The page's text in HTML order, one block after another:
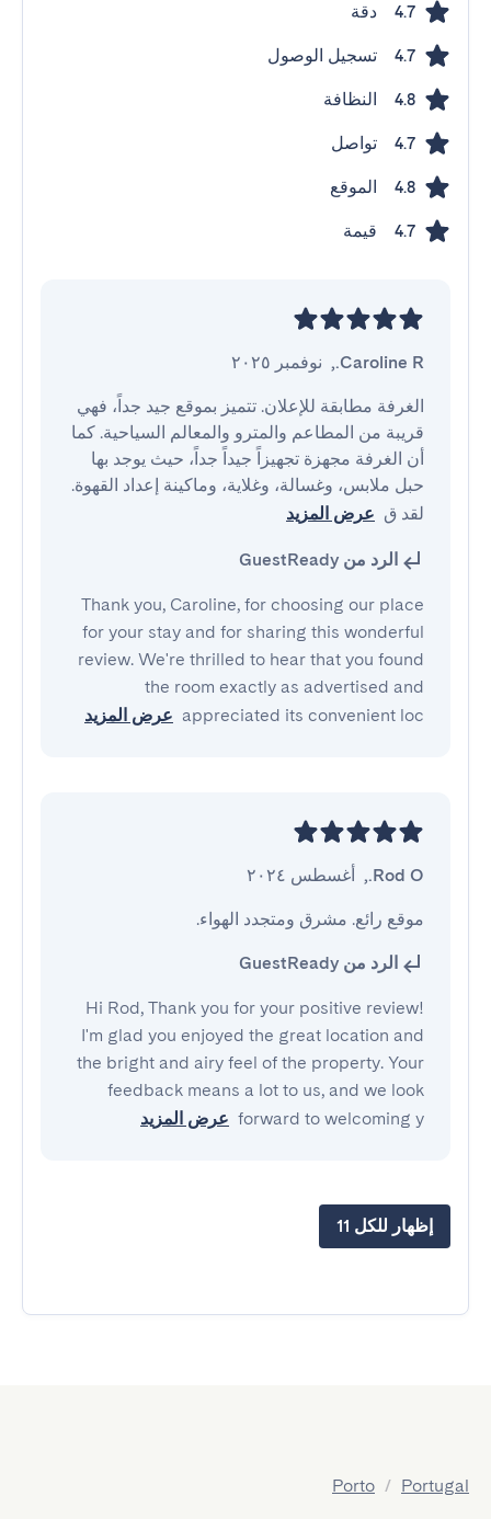
4.7 دقة
4.7 تسجيل الوصول
4.8 النظافة
4.7 تواصل
4.8 الموقع
4.7 قيمة
Caroline R.
, نوفمبر ٢٠٢٥
لقد ق عرض المزيد
الرد من GuestReady
Thank you, Caroline, for choosing our place
for your stay and for sharing this wonderful
review. We're thrilled to hear that you found
the room exactly as advertised and
appreciated its convenient loc عرض المزيد
Rod O.
, أغسطس ٢٠٢٤
موقع رائع. مشرق ومتجدد الهواء.
الرد من GuestReady
Hi Rod, Thank you for your positive review!
I'm glad you enjoyed the great location and
the bright and airy feel of the property. Your
feedback means a lot to us, and we look
forward to welcoming y عرض المزيد
إظهار للكل 11
Portugal
/
Porto